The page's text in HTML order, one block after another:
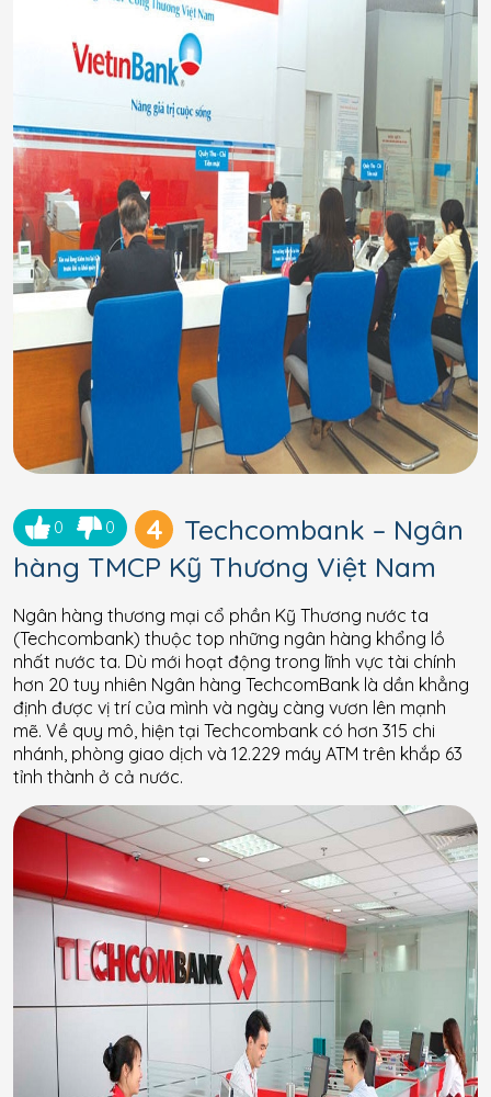
0 0 4
Techcombank – Ngân
hàng TMCP Kỹ Thương Việt Nam
Ngân hàng thương mại cổ phần Kỹ Thương nước ta
(Techcombank) thuộc top những ngân hàng khổng lồ
nhất nước ta. Dù mới hoạt động trong lĩnh vực tài chính
hơn 20 tuy nhiên Ngân hàng TechcomBank là dần khẳng
định được vị trí của mình và ngày càng vươn lên mạnh
mẽ. Về quy mô, hiện tại Techcombank có hơn 315 chi
nhánh, phòng giao dịch và 12.229 máy ATM trên khắp 63
tỉnh thành ở cả nước.